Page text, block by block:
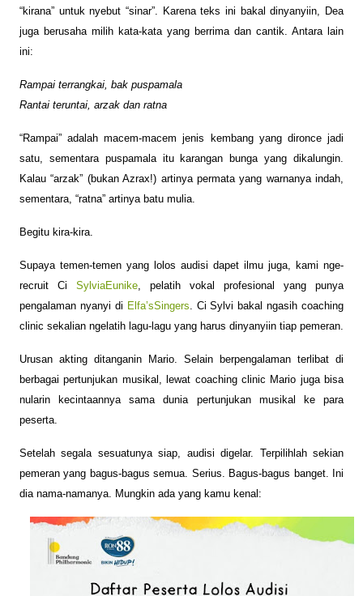
“kirana” untuk nyebut “sinar”. Karena teks ini bakal dinyanyiin, Dea
juga berusaha milih kata-kata yang berrima dan cantik. Antara lain
ini:
Rampai terrangkai, bak puspamala
Rantai teruntai, arzak dan ratna
“Rampai” adalah macem-macem jenis kembang yang dironce jadi
satu, sementara puspamala itu karangan bunga yang dikalungin.
Kalau “arzak” (bukan Azrax!) artinya permata yang warnanya indah,
sementara, “ratna” artinya batu mulia.
Begitu kira-kira.
Supaya temen-temen yang lolos audisi dapet ilmu juga, kami nge-
recruit Ci SylviaEunike, pelatih vokal profesional yang punya
pengalaman nyanyi di Elfa’sSingers. Ci Sylvi bakal ngasih coaching
clinic sekalian ngelatih lagu-lagu yang harus dinyanyiin tiap pemeran.
Urusan akting ditanganin Mario. Selain berpengalaman terlibat di
berbagai pertunjukan musikal, lewat coaching clinic Mario juga bisa
nularin kecintaannya sama dunia pertunjukan musikal ke para
peserta.
Setelah segala sesuatunya siap, audisi digelar. Terpilihlah sekian
pemeran yang bagus-bagus semua. Serius. Bagus-bagus banget. Ini
dia nama-namanya. Mungkin ada yang kamu kenal: